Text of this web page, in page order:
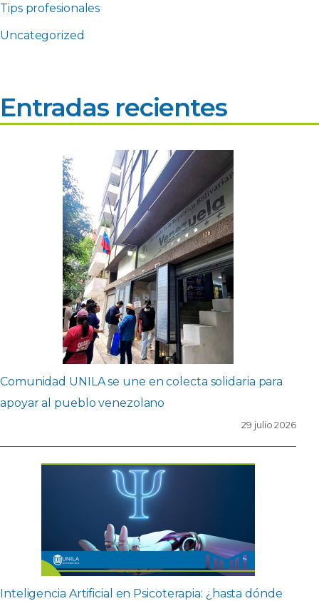
Tips profesionales
Uncategorized
Entradas recientes
Comunidad UNILA se une en colecta solidaria para
apoyar al pueblo venezolano
29 julio 2026
Inteligencia Artificial en Psicoterapia: ¿hasta dónde